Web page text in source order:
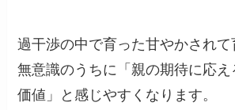
過干渉の中で育った甘やかされて
無意識のうちに「親の期待に応
価値」と感じやすくなります。